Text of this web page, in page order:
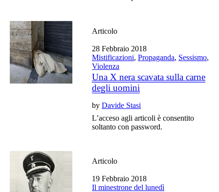
Articolo
28 Febbraio 2018
Mistificazioni,Propaganda, Sessismo,
Violenza
Una X nera scavata sulla carne
degli uomini
byDavide Stasi
L’acceso agli articoli è consentito
soltanto con password.
Articolo
19 Febbraio 2018
Il minestrone del lunedì